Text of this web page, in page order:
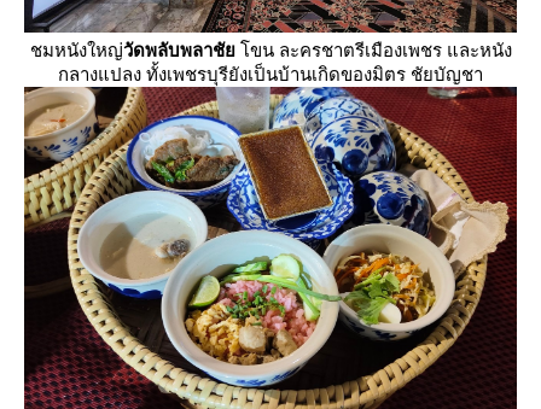
ชมหนังใหญ่วัดพลับพลาชัขน ละครชาตรีเมืองเพชร และหนัง
กลางแปลง ทั้งเพชรบุรียังเป็นบ้านเกิดของมิตร ชัยบัญชา